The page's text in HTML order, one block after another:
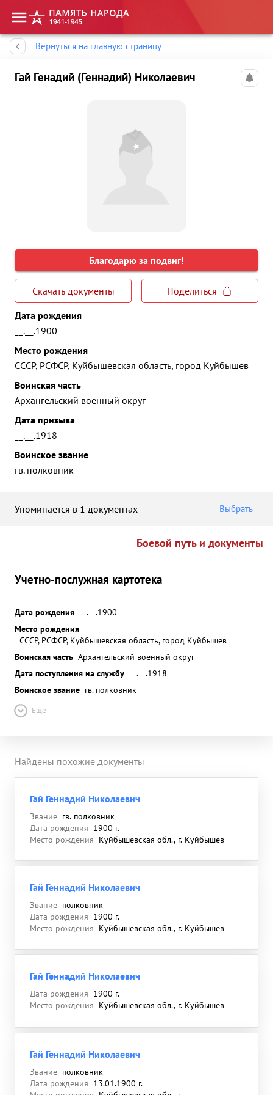
Вернуться на главную страницу
Гай Генадий (Геннадий) Николаевич
Благодарю за подвиг!
Скачать документы
Поделиться
Дата рождения
__.__.1900
Место рождения
СССР, РСФСР, Куйбышевская область, город Куйбышев
Воинская часть
Архангельский военный округ
Дата призыва
__.__.1918
Воинское звание
гв. полковник
Упоминается в 1 документах Выбрать
Боевой путь и документы
Учетно-послужная картотека
Дата рождения
__.__.1900
Место рождения
СССР, РСФСР, Куйбышевская область, город Куйбышев
Воинская часть Архангельский военный округ
Дата поступления на службу
__.__.1918
Воинское звание гв. полковник
Ещё
Найдены похожие документы
Гай Геннадий Николаевич
Звание гв. полковник
Дата рождения 1900 г.
Место рождения Куйбышевская обл., г. Куйбышев
Гай Геннадий Николаевич
Звание полковник
Дата рождения 1900 г.
Место рождения Куйбышевская обл., г. Куйбышев
Гай Геннадий Николаевич
Дата рождения 1900 г.
Место рождения Куйбышевская обл., г. Куйбышев
Гай Геннадий Николаевич
Звание полковник
Дата рождения 13.01.1900 г.
Память народа